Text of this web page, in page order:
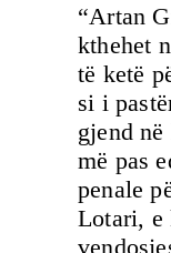
“Artan
kthehet
të ketë
si i
gjend
më pas
penale
Lotari, e